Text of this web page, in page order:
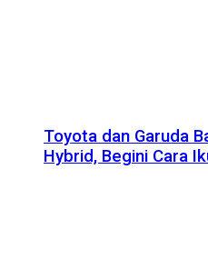
Toyota dan Garuda
Hybrid, Begini Cara